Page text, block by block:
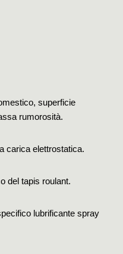
superficie
rumorosità.
carica elettrostatica.
del tapis roulant.
lubrificante spray